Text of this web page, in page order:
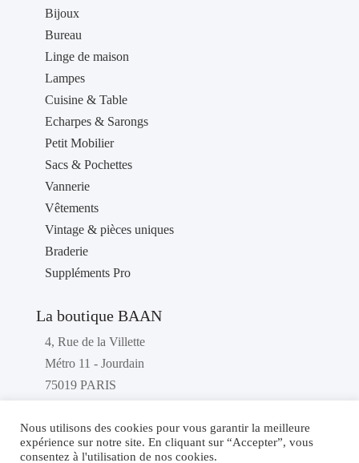
Bijoux
Bureau
Linge de maison
Lampes
Cuisine & Table
Echarpes & Sarongs
Petit Mobilier
Sacs & Pochettes
Vannerie
Vêtements
Vintage & pièces uniques
Braderie
Suppléments Pro
La boutique BAAN
4, Rue de la Villette
Métro 11 - Jourdain
75019 PARIS
Téléphone : 01 40 36 46 87
Nous utilisons des cookies pour vous garantir la meilleure
expérience sur notre site. En cliquant sur “Accepter”, vous
consentez à l'utilisation de nos cookies.